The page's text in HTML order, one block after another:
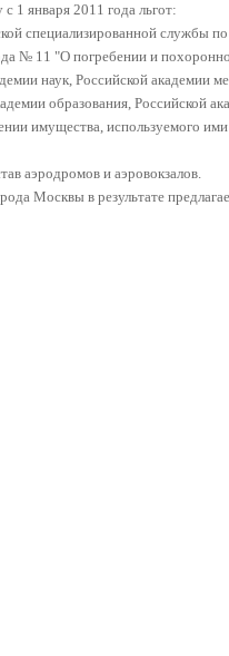
1 января 2011 года льгот:
специализированной службы по
№ 11 "О погребении и
наук, Российской академии
образования, Российской
имущества, используемого
аэродромов и аэровокзалов.
Москвы в результате